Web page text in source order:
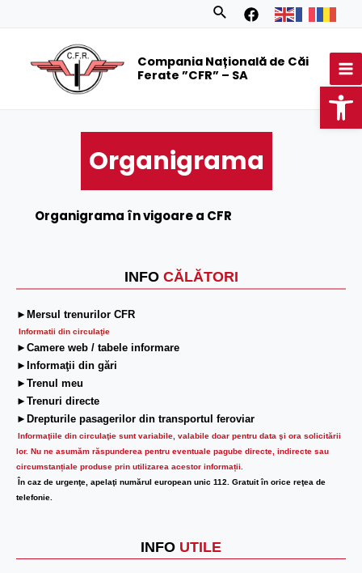
Search
Compania Națională de Căi
Ferate ”CFR” – SA
INFO CĂLĂTORI
►Mersul trenurilor CFR
Informatii din circulaţie
►Camere web / tabele informare
►Informaţii din gări
►Trenul meu
►Trenuri directe
►Drepturile pasagerilor din transportul feroviar
Informaţiile din circulaţie sunt variabile, valabile doar pentru data şi ora solicitării
lor. Nu ne asumăm răspunderea pentru eventuale pagube directe, indirecte sau
circumstanțiale produse prin utilizarea acestor informații.
În caz de urgenţe, apelaţi numărul european unic 112. Gratuit în orice reţea de
telefonie.
INFO UTILE
Organigrama
Organigrama în vigoare a CFR